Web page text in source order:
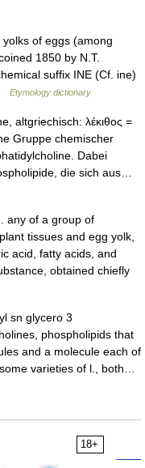
of eggs (among
1850 by N.T.
suffix INE (Cf. ine)
Etymology dictionary
altgriechisch: λέκιθος =
Gruppe chemischer
Dabei
die sich aus…
any of a group of
tissues and egg yolk,
acid, fatty acids, and
obtained chiefly
sn glycero 3
phospholipids that
and a molecule each of
varieties of l., both…
18+